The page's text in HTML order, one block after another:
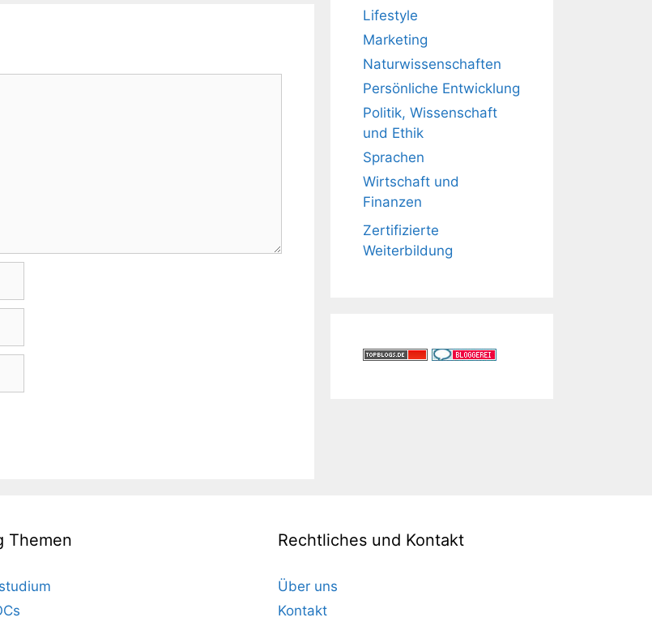
Lifestyle
Marketing
Naturwissenschaften
Persönliche Entwicklung
Politik, Wissenschaft
und Ethik
Sprachen
Wirtschaft und
Finanzen
Zertifizierte
Weiterbildung
Themen Rechtliches und Kontakt
Über uns
Kontakt